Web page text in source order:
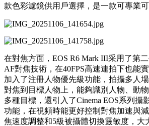
款色彩濾鏡供用戶選擇，是一款可專業可
在對焦方面，EOS R6 Mark III采用了第
AF對焦技術，在40FPS高速連拍下也能
加入了注冊人物優先級功能，拍攝多人
對焦到目標人物上，能夠識別人物、動
多種目標，還引入了Cinema EOS系列攝
功能，在視頻時能更好控制對焦加速與
焦速度調整和5級被攝體切換靈敏度，大